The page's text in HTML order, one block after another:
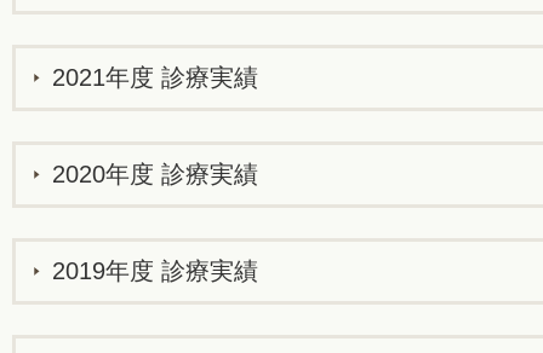
2021年度 診療実績
2020年度 診療実績
2019年度 診療実績